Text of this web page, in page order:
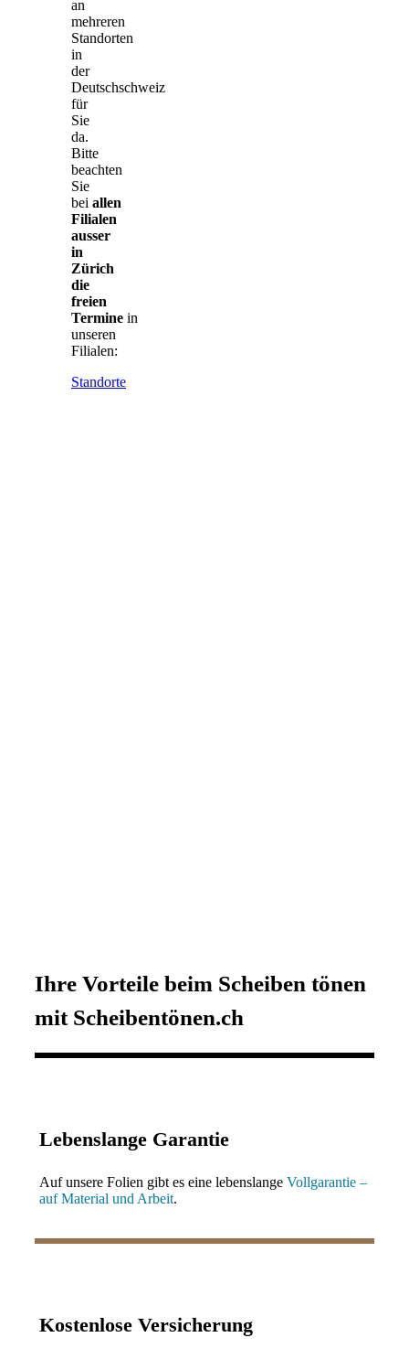
an
mehreren
Standorten
in
der
Deutschschweiz
für
Sie
da.
Bitte
beachten
Sie
bei allen
Filialen
ausser
in
Zürich
die
freien
Termine in
unseren
Filialen:
Standorte
Ihre Vorteile beim Scheiben tönen
mit Scheibentönen.ch
Lebenslange Garantie
Auf unsere Folien gibt es eine lebenslange Vollgarantie –
auf Material und Arbeit.
Kostenlose Versicherung